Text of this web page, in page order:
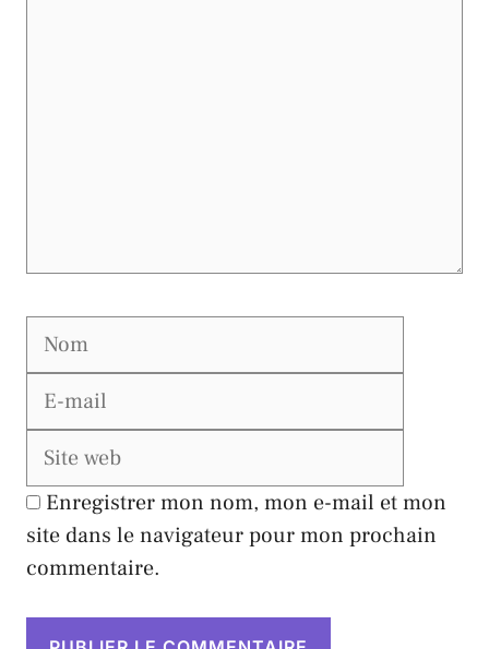
Nom
Enregistrer mon nom, mon e-mail et mon
site dans le navigateur pour mon prochain
commentaire.